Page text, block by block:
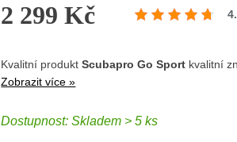
2 299 Kč
Kvalitní produktScubapro Go Sport kvalitní
Zobrazit více »
Dostupnost:Skladem > 5 ks